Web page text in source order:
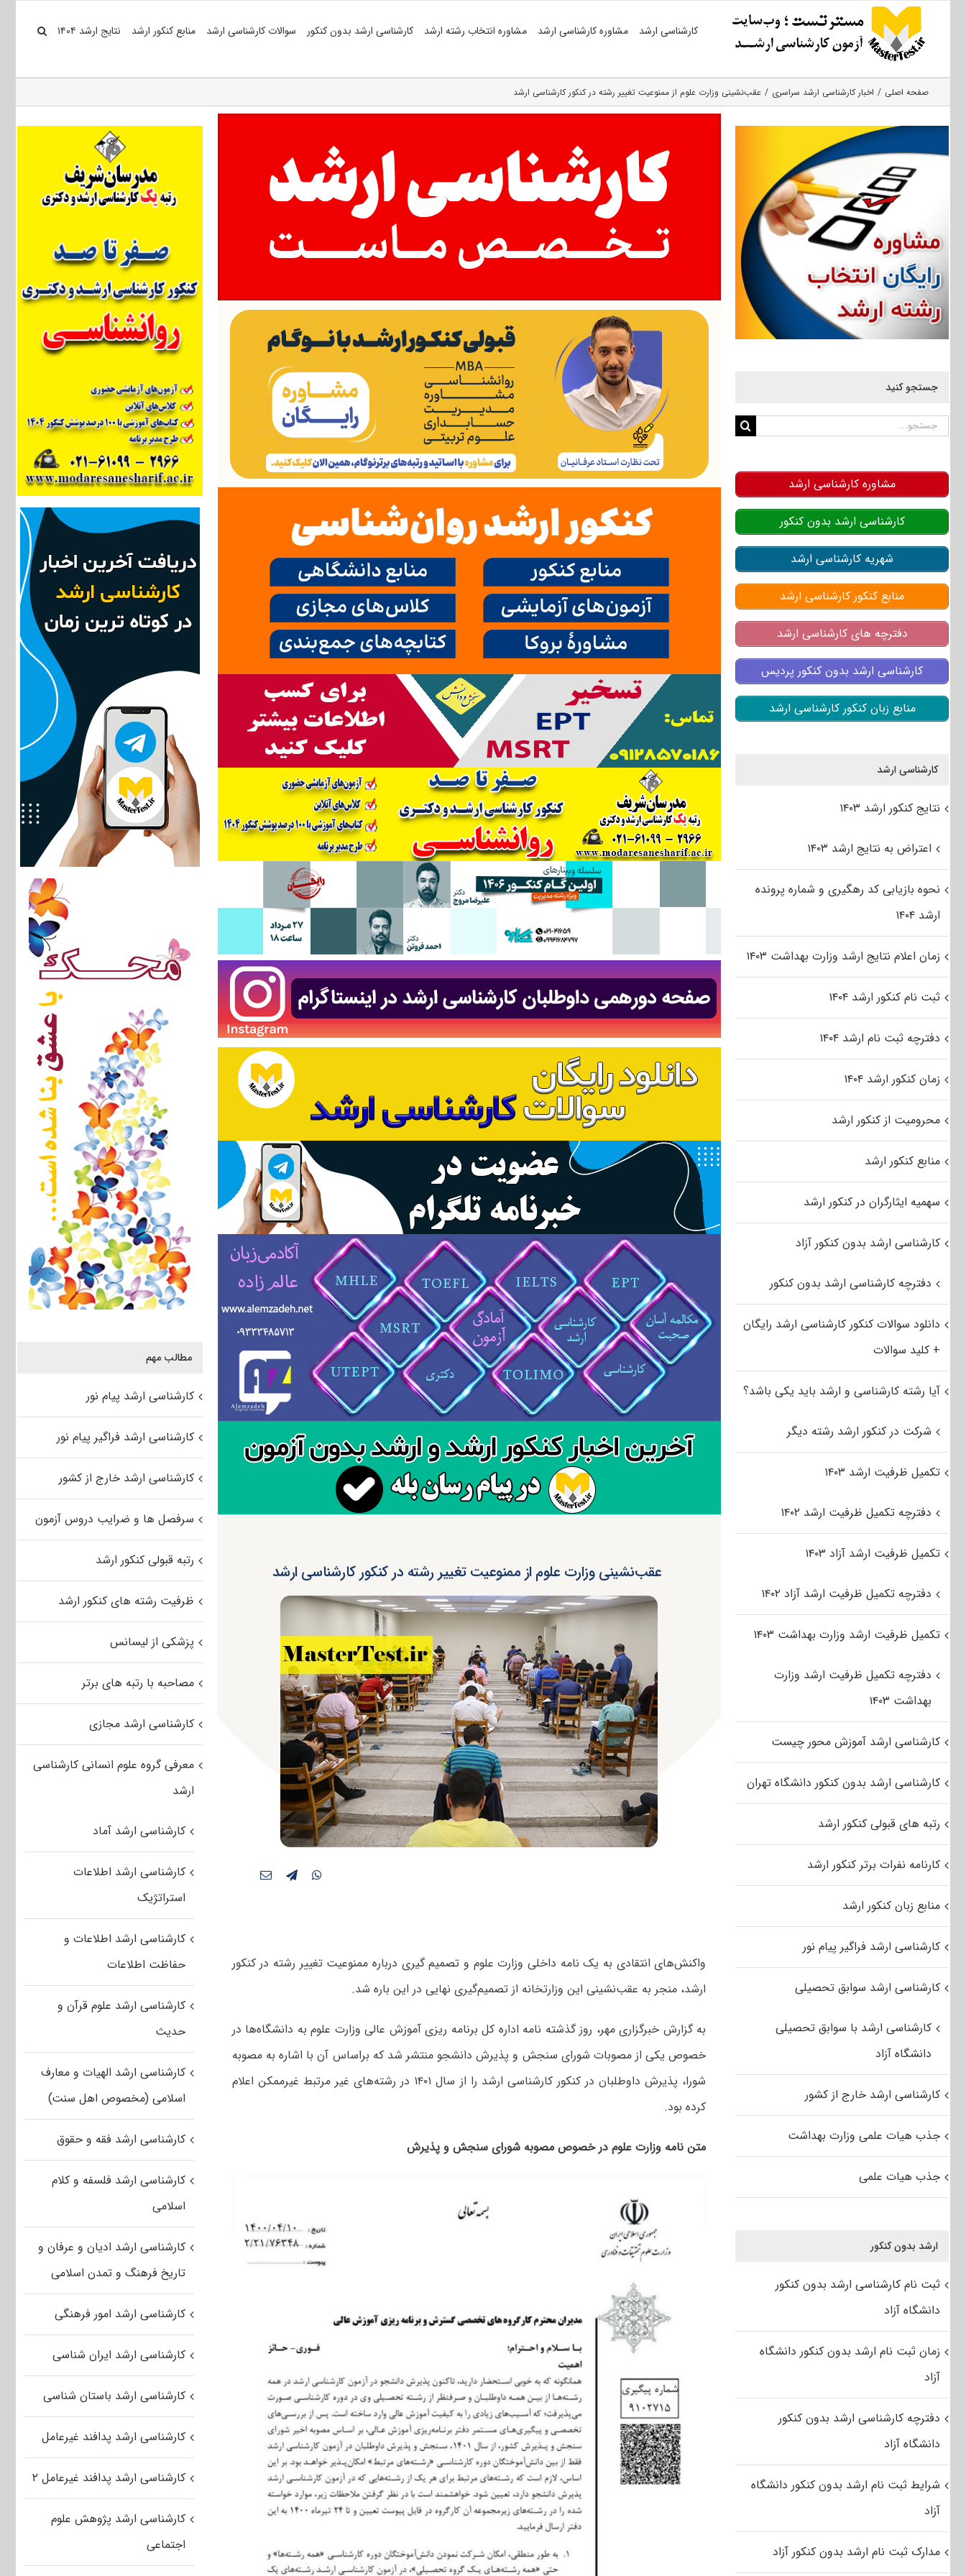
کارشناسی ارشد مشاوره کارشناسی ارشد مشاوره انتخاب رشته ارشد کارشناسی ارشد بدون کنکور سوالات کارشناسی ارشد منابع کنکور ارشد نتایج ارشد ۱۴۰۴
صفحه اصلی اخبار کارشناسی ارشد سراسری عقب‌نشینی وزارت علوم از ممنوعیت تغییر رشته در کنکور کارشناسی ارشد
عقب‌نشینی وزارت علوم از ممنوعیت تغییر رشته در کنکور کارشناسی ارشد
واکنش‌های انتقادی به یک نامه داخلی وزارت علوم و تصمیم گیری درباره ممنوعیت تغییر رشته در کنکور
ارشد، منجر به عقب‌نشینی این وزارتخانه از تصمیم‌گیری نهایی در این باره شد.
به گزارش خبرگزاری مهر، روز گذشته نامه اداره کل برنامه ریزی آموزش عالی وزارت علوم به دانشگاه‌ها در
خصوص یکی از مصوبات شورای سنجش و پذیرش دانشجو منتشر شد که براساس آن با اشاره به مصوبه
شورا، پذیرش داوطلبان در کنکور کارشناسی ارشد را از سال ۱۴۰۱ در رشته‌های غیر مرتبط غیرممکن اعلام
کرده بود.
متن نامه وزارت علوم در خصوص مصوبه شورای سنجش و پذیرش
مطالب مهم
کارشناسی ارشد پیام نور
کارشناسی ارشد فراگیر پیام نور
کارشناسی ارشد خارج از کشور
سرفصل ها و ضرایب دروس آزمون
رتبه قبولی کنکور ارشد
ظرفیت رشته های کنکور ارشد
پزشکی از لیسانس
مصاحبه با رتبه های برتر
کارشناسی ارشد مجازی
معرفی گروه علوم انسانی کارشناسی
ارشد
کارشناسی ارشد آماد
کارشناسی ارشد اطلاعات
استراتژیک
کارشناسی ارشد اطلاعات و
حفاظت اطلاعات
کارشناسی ارشد علوم قرآن و
حدیث
کارشناسی ارشد الهیات و معارف
اسلامی (مخصوص اهل سنت)
کارشناسی ارشد فقه و حقوق
کارشناسی ارشد فلسفه و کلام
اسلامی
کارشناسی ارشد ادیان و عرفان و
تاریخ فرهنگ و تمدن اسلامی
کارشناسی ارشد امور فرهنگی
کارشناسی ارشد ایران شناسی
کارشناسی ارشد باستان شناسی
کارشناسی ارشد پدافند غیرعامل
کارشناسی ارشد پدافند غیرعامل ۲
کارشناسی ارشد پژوهش علوم
اجتماعی
جستجو کنید
جستجو
مشاوره کارشناسی ارشد
کارشناسی ارشد بدون کنکور
شهریه کارشناسی ارشد
منابع کنکور کارشناسی ارشد
دفترچه های کارشناسی ارشد
کارشناسی ارشد بدون کنکور پردیس
منابع زبان کنکور کارشناسی ارشد
کارشناسی ارشد
نتایج کنکور ارشد ۱۴۰۳
اعتراض به نتایج ارشد ۱۴۰۳
نحوه بازیابی کد رهگیری و شماره پرونده
ارشد ۱۴۰۴
زمان اعلام نتایج ارشد وزارت بهداشت ۱۴۰۳
ثبت نام کنکور ارشد ۱۴۰۴
دفترچه ثبت نام ارشد ۱۴۰۴
زمان کنکور ارشد ۱۴۰۴
محرومیت از کنکور ارشد
منابع کنکور ارشد
سهمیه ایثارگران در کنکور ارشد
کارشناسی ارشد بدون کنکور آزاد
دفترچه کارشناسی ارشد بدون کنکور
دانلود سوالات کنکور کارشناسی ارشد رایگان
+ کلید سوالات
آیا رشته کارشناسی و ارشد باید یکی باشد؟
شرکت در کنکور ارشد رشته دیگر
تکمیل ظرفیت ارشد ۱۴۰۳
دفترچه تکمیل ظرفیت ارشد ۱۴۰۲
تکمیل ظرفیت ارشد آزاد ۱۴۰۳
دفترچه تکمیل ظرفیت ارشد آزاد ۱۴۰۲
تکمیل ظرفیت ارشد وزارت بهداشت ۱۴۰۳
دفترچه تکمیل ظرفیت ارشد وزارت
بهداشت ۱۴۰۳
کارشناسی ارشد آموزش محور چیست
کارشناسی ارشد بدون کنکور دانشگاه تهران
رتبه های قبولی کنکور ارشد
کارنامه نفرات برتر کنکور ارشد
منابع زبان کنکور ارشد
کارشناسی ارشد فراگیر پیام نور
کارشناسی ارشد سوابق تحصیلی
کارشناسی ارشد با سوابق تحصیلی
دانشگاه آزاد
کارشناسی ارشد خارج از کشور
جذب هیات علمی وزارت بهداشت
جذب هیات علمی
ارشد بدون کنکور
ثبت نام کارشناسی ارشد بدون کنکور
دانشگاه آزاد
زمان ثبت نام ارشد بدون کنکور دانشگاه
آزاد
دفترچه کارشناسی ارشد بدون کنکور
دانشگاه آزاد
شرایط ثبت نام ارشد بدون کنکور دانشگاه
آزاد
مدارک ثبت نام ارشد بدون کنکور آزاد